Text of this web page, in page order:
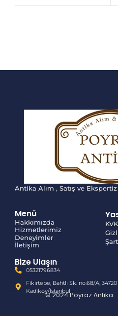
Antika Alım , Satış ve
Menü
Hakkımızda
Hizmetlerimiz
Deneyimler
İletişim
Bize Ulaşın
05321796834
Fikirtepe, Bahtlı Sk. no:68/A, 34720
Kadıköy/İstanbul
© 2024 Poyraz Antika –